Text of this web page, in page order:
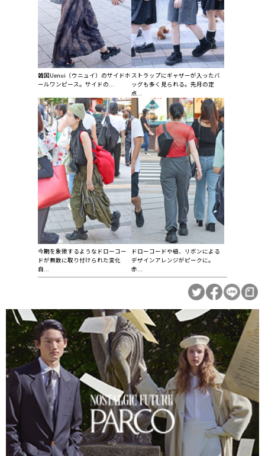
韓国Uenui（ウニュイ）のサイドホ
ールワンピース。サイドの...
ストラップにギャザーが入ったバ
ッグも多く見られる。先月の定
点...
今期を象徴するようなドローコー
ドが無数に取り付けられた変化
自...
ドローコードや紐、リボンによる
デザインアレンジがピークに。
赤...